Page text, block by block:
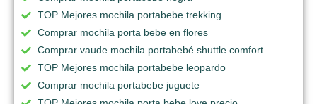
TOP Mejores mochila portabebe trekking
Comprar mochila porta bebe en flores
Comprar vaude mochila portabebé shuttle comfort
TOP Mejores mochila portabebe leopardo
Comprar mochila portabebe juguete